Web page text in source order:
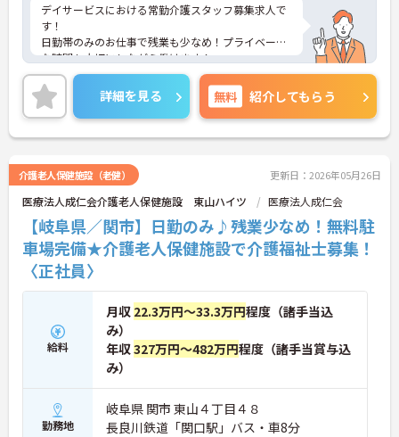
デイサービスにおける常勤介護スタッフ募集求人で
す！
日勤帯のみのお仕事で残業も少なめ！プライベート
な時間も大切にしながら働けます！
ご興味ある方には、面接のポイントなど、さらに詳
細をお話致しますのでお気軽にご相談ください。
詳細を見る 無料 紹介してもらう
介護老人保健施設（老健） 更新日：2026年05月26日
医療法人成仁会介護老人保健施設 東山ハイツ 医療法人成仁会
【岐阜県／関市】日勤のみ♪残業少なめ！無料駐
車場完備★介護老人保健施設で介護福祉士募集！
〈正社員〉
給料
月収 22.3万円～33.3万円程度（諸手当込
み）
年収327万円～482万円程度（諸手当賞与込
み）
勤務地
岐阜県 関市 東山４丁目４８
長良川鉄道「関口駅」バス・車8分